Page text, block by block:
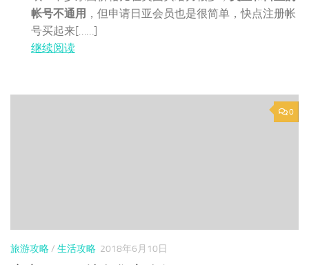
帐号不通用 ，但申请日亚会员也是很简单，快点注册帐
号买起来[……]
继续阅读
0
旅游攻略/ 生活攻略 2018年6月10日